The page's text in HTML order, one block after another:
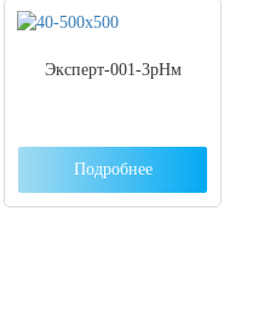
Эксперт-001-3рНм
Подробнее